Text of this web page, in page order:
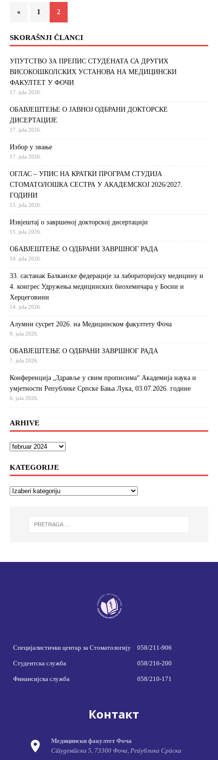
« 1 2
SKORAŠNJI ČLANCI
УПУТСТВО ЗА ПРЕПИС СТУДЕНАТА СА ДРУГИХ
ВИСОКОШКОЛСКИХ УСТАНОВА НА МЕДИЦИНСКИ
ФАКУЛТЕТ У ФОЧИ
17. jula 2026.
ОБАВЈЕШТЕЊЕ О ЈАВНОЈ ОДБРАНИ ДОКТОРСКЕ
ДИСЕРТАЦИЈЕ
17. jula 2026.
Избор у звање
17. jula 2026.
ОГЛАС – УПИС НА КРАТКИ ПРОГРАМ СТУДИЈА
СТОМАТОЛОШКА СЕСТРА У АКАДЕМСКОЈ 2026/2027.
ГОДИНИ
15. jula 2026.
Извjeштaj o зaвршeнoj дoктoрскoj дисeртaциjи
15. jula 2026.
ОБАВЈЕШТЕЊЕ О ОДБРАНИ ЗАВРШНОГ РАДА
14. jula 2026.
33. састанак Балканске федерације за лабораторијску медицину и
4. конгрес Удружења медицинских биохемичара у Босни и
Херцеговини
14. jula 2026.
Алумни сусрет 2026. на Медицинском факултету Фоча
9. jula 2026.
ОБАВЈЕШТЕЊЕ О ОДБРАНИ ЗАВРШНОГ РАДА
7. jula 2026.
Конференција „Здравље у свим прописима“ Академија наука и
умјетности Републике Српске Бања Лука, 03.07.2026. године
6. jula 2026.
ARHIVE
KATEGORIJE
Специјалистички центар за Стоматологију 058/211-906
Студентска служба 058/216-200
Финансијска служба 058/210-171
Контакт
Медицински факултет Фоча
Студентска 5, 73300 Фоча, Република Српска